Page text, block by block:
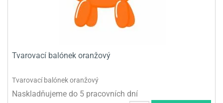
Tvarovací balónek oranžový
Tvarovací balónek oranžový
Naskladňujeme do 5 pracovních dní